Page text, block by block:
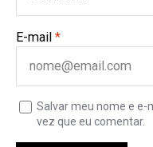
E-mail *
Salvar meu nome e e-
vez que eu comentar.